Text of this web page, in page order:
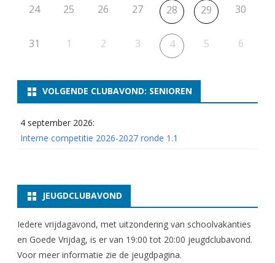
o
e
p
e
i
o
d
e
24 25 26 27 28 29 30
31 1 2 3 4 5 6
VOLGENDE CLUBAVOND: SENIOREN
4 september 2026:
Interne competitie 2026-2027 ronde 1.1
JEUGDCLUBAVOND
Iedere vrijdagavond, met uitzondering van schoolvakanties
en Goede Vrijdag, is er van 19:00 tot 20:00 jeugdclubavond.
Voor meer informatie zie de jeugdpagina.